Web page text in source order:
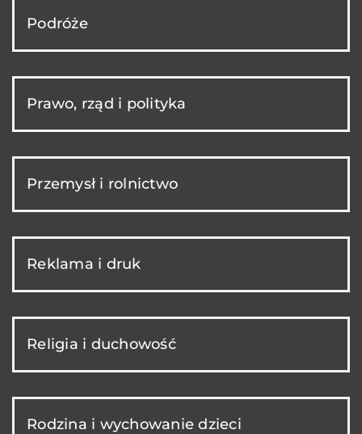
Podróże
Prawo, rząd i polityka
Przemysł i rolnictwo
Reklama i druk
Religia i duchowość
Rodzina i wychowanie dzieci